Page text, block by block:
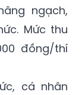
ngạch,
Mức thu
đồng/thí
cá nhân